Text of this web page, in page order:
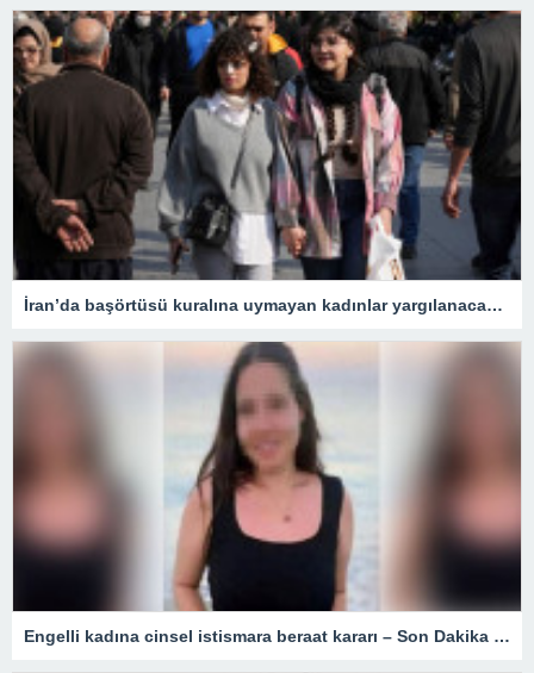
İran’da başörtüsü kuralına uymayan kadınlar yargılanacak – Son Dakika Dünya Haberleri
Engelli kadına cinsel istismara beraat kararı – Son Dakika Türkiye Haberleri